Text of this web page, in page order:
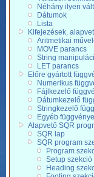
Néhány ilyen
Dátumok
Lista
Kifejezések,
Aritmetikai
MOVE parancs
String
LET parancs
Előre gyártott
Numerikus
Fájlkezelő
Dátumkezelő
Stringkezelő
Egyéb
Alapvető SQR
SQR lap
SQR program
Program
Setup szekció
Heading